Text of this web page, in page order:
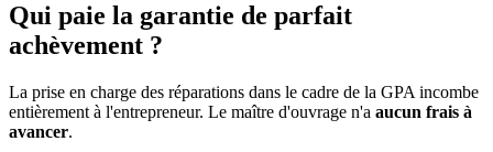
Qui paie la garantie de parfait
achèvement ?
La prise en charge des réparations dans le cadre de la GPA incombe
entièrement à l'entrepreneur. Le maître d'ouvrage n'a aucun frais à
avancer.